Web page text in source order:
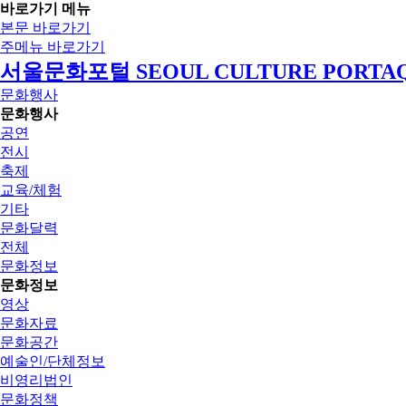
바로가기 메뉴
본문 바로가기
주메뉴 바로가기
서울문화포털 SEOUL CULTURE
문화행사
문화행사
공연
전시
축제
교육/체험
기타
문화달력
전체
문화정보
문화정보
영상
문화자료
문화공간
예술인/단체정보
비영리법인
문화정책